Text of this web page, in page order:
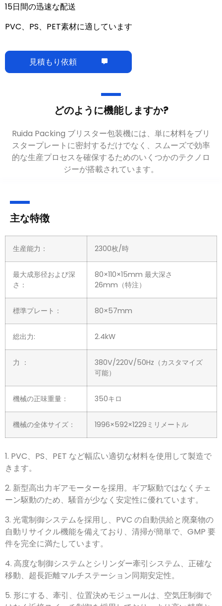
15日間の迅速な配送
PVC、PS、PET素材に適しています
見積もり依頼
どのように機能しますか?
Ruida Packing ブリスター包装機には、単に材料をブリ
スタープレートに密封するだけでなく、スムーズで効率
的な生産プロセスを確保するためのいくつかのテクノロ
ジーが搭載されています。
主な特徴
生産能力： 2300個/時間
最大成形径および深
さ：
80×110×15mm 最大深さ
26mm（特注）
標準プレート： 80×57mm
総出力: 2.4kW
力 ：
380V/220V/50Hz（カスタマイズ
可能）
機械の正味重量： 350キロ
機械の全体サイズ： 1996×592×1229ミリメートル
1. PVC、PS、 PET など幅広い適切な材料を使用して製造で
きます。
2. 新型高出力ギアモーターを採用。 ギア駆動ではなくチェ
ーン駆動のため、騒音が少なく安定性に優れています。
3. 光電制御システムを採用し、 PVC の自動供給と廃棄物の
自動リサイクル機能を備えており 、清掃が簡単で、 GMP 要
件を完全に満たしています。
4. 高度な制御システムとシリンダー牽引システム、 正確な
移動、 超長距離マルチステーション同期安定性。
5. 形にする、 トラクション、位置決めモジュールは、空気